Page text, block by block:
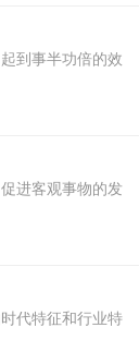
到事半功倍的效
进客观事物的发
代特征和行业特